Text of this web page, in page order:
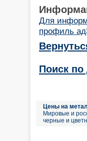
Для
профиль
Поиск по
Цены на
Мировые и
черные и